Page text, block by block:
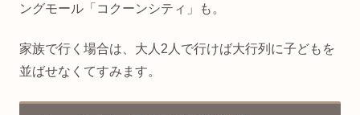
ングモール「コクーンシティ」も。
家族で行く場合は、大人2人で行けば大行列に子どもを
並ばせなくてすみます。